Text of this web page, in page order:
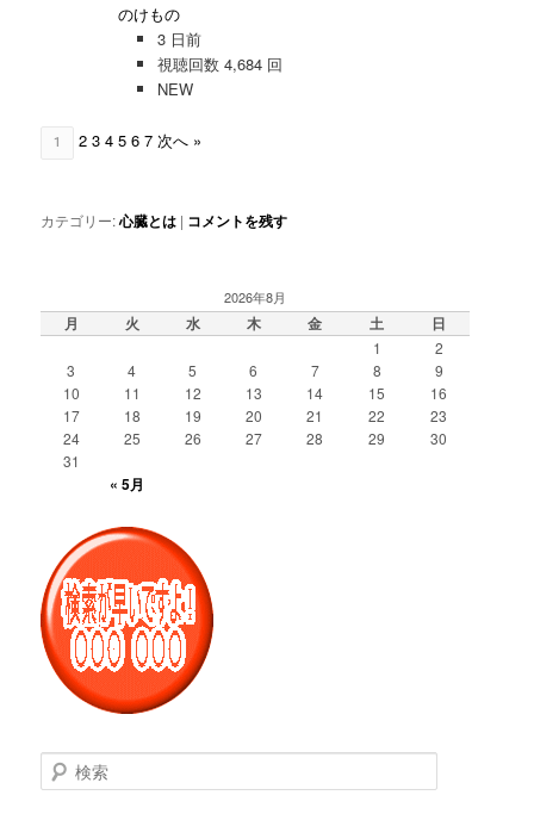
のけもの
3 日前
視聴回数 4,684 回
NEW
1 2 3 4 5 6 7 次へ »
カテゴリー:心臓とは | コメントを残す
2026年8月
月 火 水 木 金 土 日
1
2
3
4 5 6 7 8
9
10
11 12 13 14 15
16
17
18 19 20 21 22
23
24
25 26 27 28 29
30
31
« 5月
検
索